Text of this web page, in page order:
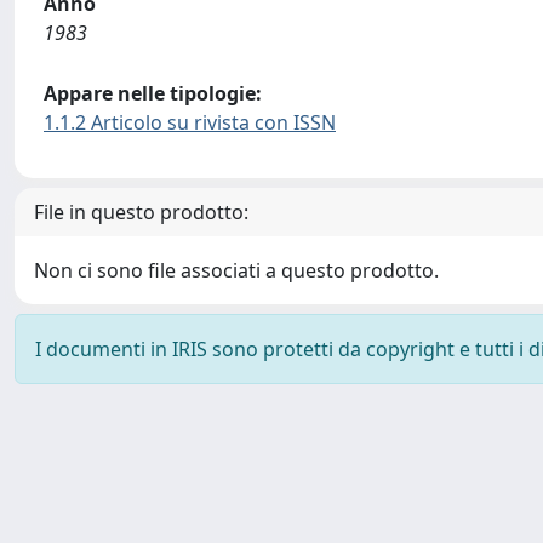
1983
Appare nelle tipologie:
1.1.2 Articolo su rivista con ISSN
File in questo prodotto:
Non ci sono file associati a questo prodotto.
I documenti in IRIS sono protetti da copyright e tutti i